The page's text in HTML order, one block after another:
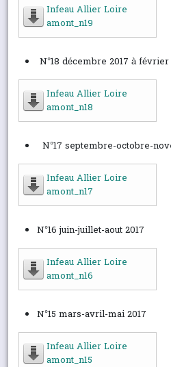
Infeau Allier Loire
amont_n19
N°18 décembre 2017 à février
Infeau Allier Loire
amont_n18
N°17 septembre-octobre-
Infeau Allier Loire
amont_n17
N°16 juin-juillet-aout 2017
Infeau Allier Loire
amont_n16
N°15 mars-avril-mai 2017
Infeau Allier Loire
amont_n15